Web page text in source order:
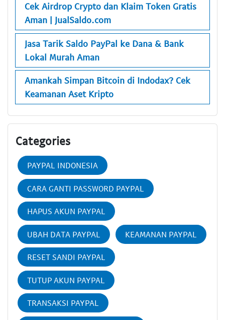
Cek Airdrop Crypto dan Klaim Token Gratis
Aman | JualSaldo.com
Jasa Tarik Saldo PayPal ke Dana & Bank
Lokal Murah Aman
Amankah Simpan Bitcoin di Indodax? Cek
Keamanan Aset Kripto
Categories
PAYPAL INDONESIA
CARA GANTI PASSWORD PAYPAL
HAPUS AKUN PAYPAL
UBAH DATA PAYPAL KEAMANAN PAYPAL
RESET SANDI PAYPAL
TUTUP AKUN PAYPAL
TRANSAKSI PAYPAL